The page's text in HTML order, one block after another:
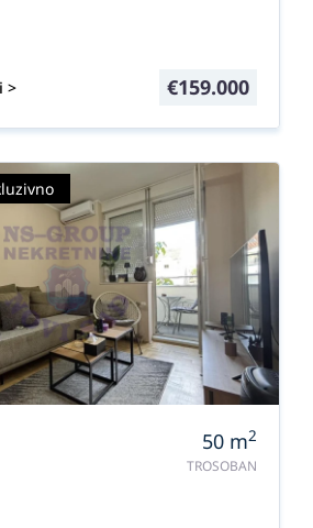
> €159.000
50 m2
TROSOBAN